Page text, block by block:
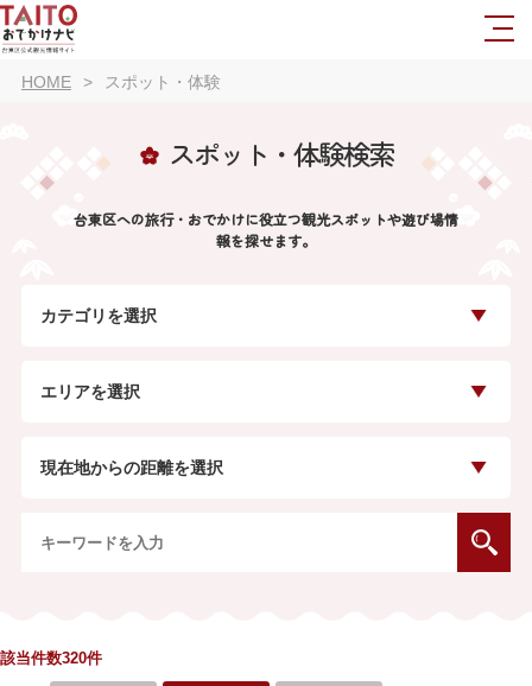
HOME スポット・体験
スポット・体験検索
台東区への旅行・おでかけに役立つ観光スポットや遊び場情
報を探せます。
カテゴリを選択
エリアを選択
現在地からの距離を選択
該当件数320件